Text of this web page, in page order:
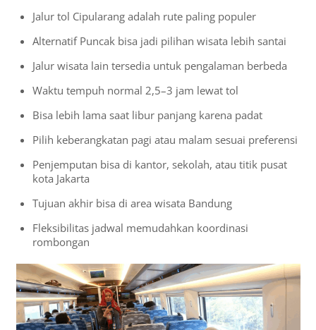
Jalur tol Cipularang adalah rute paling populer
Alternatif Puncak bisa jadi pilihan wisata lebih santai
Jalur wisata lain tersedia untuk pengalaman berbeda
Waktu tempuh normal 2,5–3 jam lewat tol
Bisa lebih lama saat libur panjang karena padat
Pilih keberangkatan pagi atau malam sesuai preferensi
Penjemputan bisa di kantor, sekolah, atau titik pusat
kota Jakarta
Tujuan akhir bisa di area wisata Bandung
Fleksibilitas jadwal memudahkan koordinasi
rombongan